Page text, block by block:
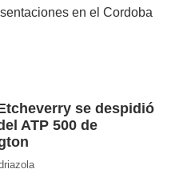
en el Cordoba
se despidió
ATP 500 de